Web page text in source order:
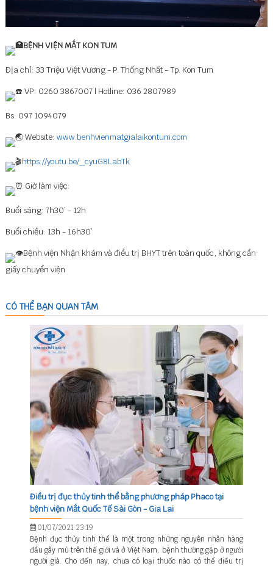
BỆNH VIỆN MẮT KON TUM
Địa chỉ: 33 Triệu Việt Vương - P. Thống Nhất - Tp. Kon Tum
VP: 0260 3867007 | Hotline: 036 2807989
Bs: 097 1094079
Website: www.benhvienmatgialaikontum.com
https://youtu.be/_cyuG8LabTk
Giờ làm việc:
Buổi sáng: 7h30’ - 12h
Buổi chiều: 13h - 16h30’
Bệnh viện Nhận khám và điều trị BHYT trên toàn quốc, không cần
giấy chuyển viện
CÓ THỂ BẠN QUAN TÂM
Điều trị đục thủy tinh thể bằng phương pháp Phaco tại
bệnh viện Mắt Quốc Tế Sài Gòn - Gia Lai
01/07/2021 23:19
Bệnh đục thủy tinh thể là một trong những nguyên nhân hàng
đầu gây mù trên thế giới và ở Việt Nam, bệnh thường gặp ở người
người già. Cho đến nay, chưa có loại thuốc nào có thể điều trị